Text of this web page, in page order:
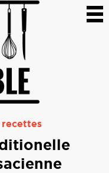
recettes